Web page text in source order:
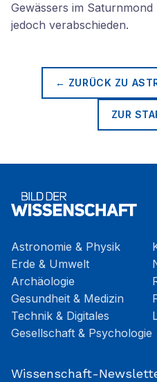
Gewässers im
jedoch verabschieden.
← ZURÜCK ZU
ZUR
Astronomie & Physik
Erde & Umwelt
Archäologie
Gesundheit & Medizin
Technik & Digitales
Gesellschaft & Psychologie
Wissenschaft-